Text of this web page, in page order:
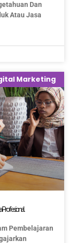
Dan
Atau Jasa
Marketing
Profesional
Pembelajaran